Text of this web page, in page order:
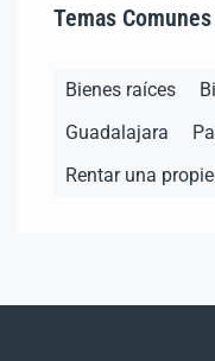
Temas Comunes
Bienes raíces
Guadalajara
Rentar una